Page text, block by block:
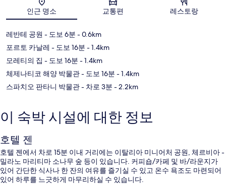
지도
인근 명소 교통편 레스토랑
레반테 공원 - 도보 6분 - 0.6km
포르토 카날레 - 도보 16분 - 1.4km
모레티의 집 - 도보 16분 - 1.4km
체제나티코 해양 박물관- 도보 16분 - 1.4km
스파치오 판타니 박물관- 차로 3분 - 2.2km
이 숙박 시설에 대한 정보
호텔 젠
호텔 젠에서 차로 15분 이내 거리에는 이탈리아 미니어처 공원, 체르비아 -
밀라노 마리티마 소나무 숲 등이 있습니다. 커피숍/카페 및 바/라운지가
있어 간단한 식사나 한 잔의 여유를 즐기실 수 있고 온수 욕조도 마련되어
있어 하루를 느긋하게 마무리하실 수 있습니다.